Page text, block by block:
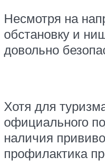
Несмотря на
обстановку и
довольно
Хотя для
официального
наличия
профилактика